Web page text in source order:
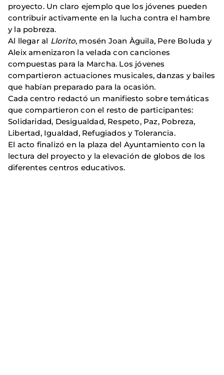
proyecto. Un claro ejemplo que los jóvenes pueden
contribuir activamente en la lucha contra el hambre
y la pobreza.
Al llegar al Llorito, mosén Joan Àguila, Pere Boluda y
Aleix amenizaron la velada con canciones
compuestas para la Marcha. Los jóvenes
compartieron actuaciones musicales, danzas y bailes
que habían preparado para la ocasión.
Cada centro redactó un manifiesto sobre temáticas
que compartieron con el resto de participantes:
Solidaridad, Desigualdad, Respeto, Paz, Pobreza,
Libertad, Igualdad, Refugiados y Tolerancia.
El acto finalizó en la plaza del Ayuntamiento con la
lectura del proyecto y la elevación de globos de los
diferentes centros educativos.